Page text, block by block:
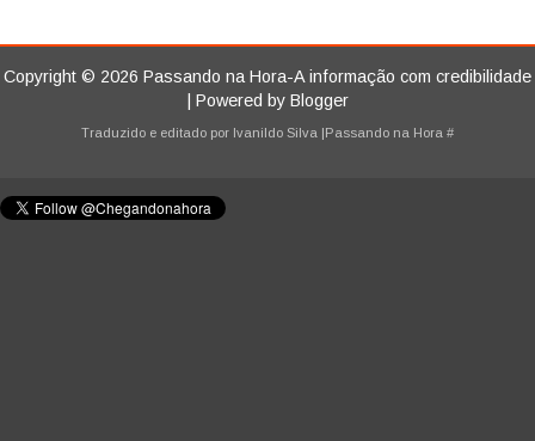
Copyright © 2026 Passando na Hora-A informação com credibilidade
| Powered by Blogger
Traduzido e editado por Ivanildo Silva |Passando na Hora #